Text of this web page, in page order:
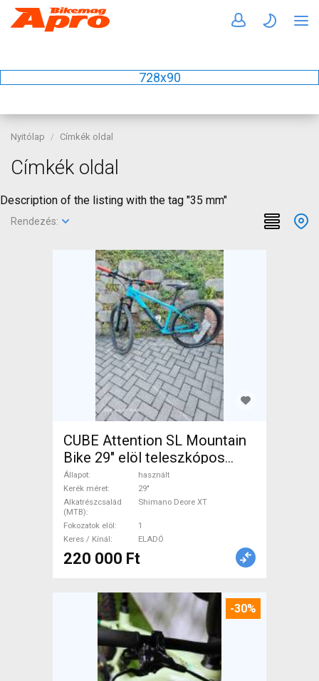
728x90
Nyitólap Címkék oldal
Címkék oldal
Description of the listing with the tag "35 mm"
Rendezés:
CUBE Attention SL Mountain
Bike 29" elöl teleszkópos
Shimano Deore XT használt
ELADÓ
Állapot
használt
Kerék méret
29"
Alkatrészcsalád
(MTB)
Shimano Deore XT
Fokozatok elöl
1
Keres / Kínál
ELADÓ
220 000 Ft
-30%